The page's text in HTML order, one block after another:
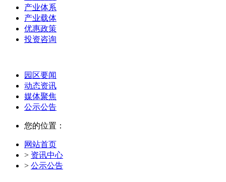
产业体系
产业载体
优惠政策
投资咨询
园区要闻
动态资讯
媒体聚焦
公示公告
您的位置：
网站首页
> 资讯中心
> 公示公告